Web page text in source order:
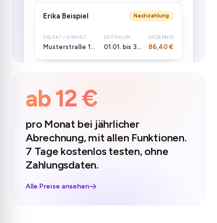
Erika Beispiel Nachzahlung
OBJEKT / EINHEIT
Musterstraße 12 · WE 1
ZEITRAUM
01.01. bis 31.12.2025
ERGEBNIS
86,40 €
ab 12 €
pro Monat bei jährlicher
Abrechnung, mit allen Funktionen.
7 Tage kostenlos testen, ohne
Zahlungsdaten.
Alle Preise ansehen